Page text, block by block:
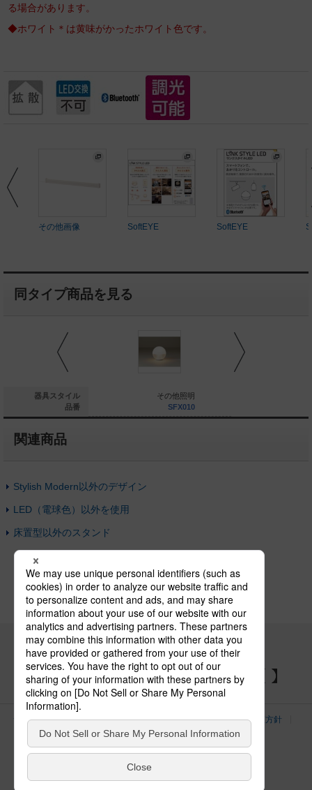
る場合があります。
◆ホワイト＊は黄味がかったホワイト色です。
その他画像 SoftEYE SoftEYE
同タイプ商品を見る
器具スタイル
品番
その他照明
その他照明
SFX010
関連商品
Stylish Modern以外のデザイン
LED（電球色）以外を使用
床置型以外のスタンド
パナソニックの電気設備 SNSアカウント
サイトのご利用にあたって クッキーポリシー
個人情報保護方針
パナソニック ホールディングス
Area/Country
電気・建築設備（ビジネス）